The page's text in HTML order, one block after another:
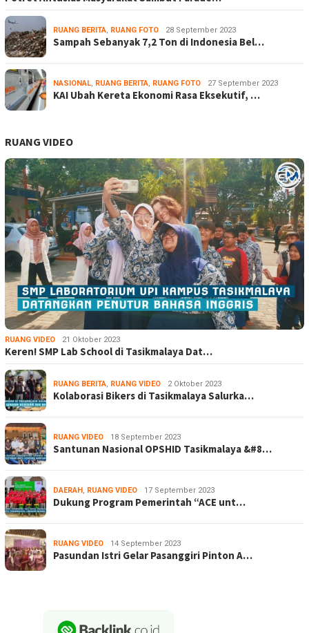
RUANG BERITA, RUANG FOTO 28 September 2023
Sampah Sebanyak 7,2 Ton di Indonesia Bel…
NASIONAL, RUANG BERITA, RUANG FOTO 27 September 2023
KAI Ubah Kereta Ekonomi Rasa Eksekutif, …
RUANG VIDEO
RUANG VIDEO 21 Oktober 2023
Keren! SMP Lab School di Tasikmalaya Dat…
RUANG BERITA, RUANG VIDEO 2 Oktober 2023
Kolaborasi Bikers di Tasikmalaya Salurka…
RUANG VIDEO 18 September 2023
Santunan Nasional OPSHID Tasikmalaya &#8…
DAERAH , RUANG VIDEO 17 September 2023
Dukung Program Pemerintah “ACE unt…
RUANG VIDEO 14 September 2023
Pasundan Istri Gelar Pasanggiri Pinton A…